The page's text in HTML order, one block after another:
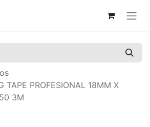
TAPE PROFESIONAL 18MM X
3M